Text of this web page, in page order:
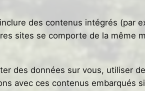
des contenus intégrés (par
sites se comporte de la même
des données sur vous, utiliser
avec ces contenus embarqués